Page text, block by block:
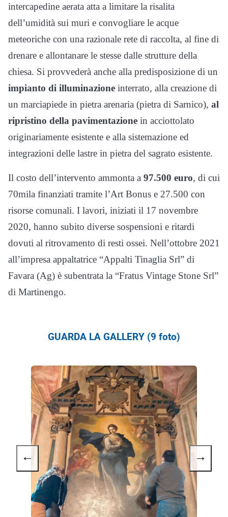
intercapedine aerata atta a limitare la risalita
dell’umidità sui muri e convogliare le acque
meteoriche con una razionale rete di raccolta, al fine di
drenare e allontanare le stesse dalle strutture della
chiesa. Si provvederà anche alla predisposizione di un
impianto di illuminazione interrato, alla creazione di
un marciapiede in pietra arenaria (pietra di Sarnico), al
ripristino della pavimentazione in acciottolato
originariamente esistente e alla sistemazione ed
integrazioni delle lastre in pietra del sagrato esistente.
Il costo dell’intervento ammonta a 97.500 euro, di cui
70mila finanziati tramite l’Art Bonus e 27.500 con
risorse comunali. I lavori, iniziati il 17 novembre
2020, hanno subito diverse sospensioni e ritardi
dovuti al ritrovamento di resti ossei. Nell’ottobre 2021
all’impresa appaltatrice “Appalti Tinaglia Srl” di
Favara (Ag) è subentrata la “Fratus Vintage Stone Srl”
di Martinengo.
GUARDA LA GALLERY (9 foto)
← →